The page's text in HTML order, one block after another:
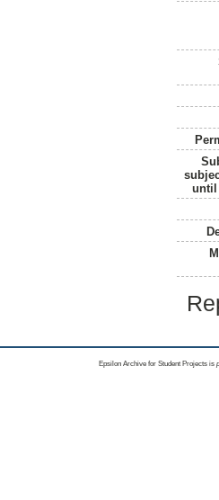
until
Epsilon Archive for Student Projects is